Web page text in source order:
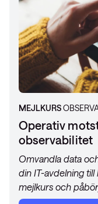
MEJLKURS
Operativ
observabilitet
Omvandla data
din IT-avdelning till
mejlkurs och